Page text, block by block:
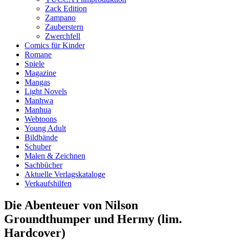
Zack Edition
Zampano
Zauberstern
Zwerchfell
Comics für Kinder
Romane
Spiele
Magazine
Mangas
Light Novels
Manhwa
Manhua
Webtoons
Young Adult
Bildbände
Schuber
Malen & Zeichnen
Sachbücher
Aktuelle Verlagskataloge
Verkaufshilfen
Die Abenteuer von Nilson
Groundthumper und Hermy (lim.
Hardcover)